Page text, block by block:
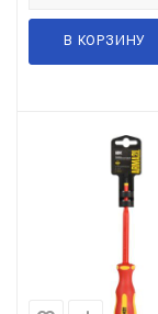
В КОРЗИНУ